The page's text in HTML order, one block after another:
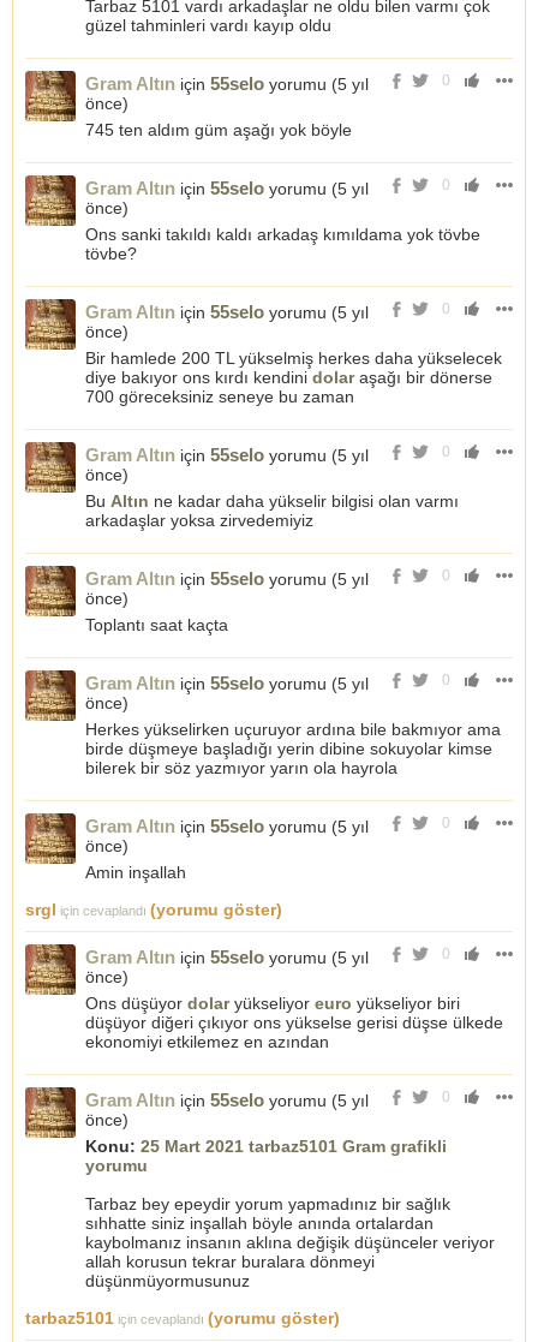
Tarbaz 5101 vardı arkadaşlar ne oldu bilen varmı çok
güzel tahminleri vardı kayıp oldu
0
Gram Altın için 55selo yorumu (5 yıl
önce)
745 ten aldım güm aşağı yok böyle
0
Gram Altın için 55selo yorumu (5 yıl
önce)
Ons sanki takıldı kaldı arkadaş kımıldama yok tövbe
tövbe?
0
Gram Altın için 55selo yorumu (5 yıl
önce)
Bir hamlede 200 TL yükselmiş herkes daha yükselecek
diye bakıyor ons kırdı kendini dolaraşağı bir dönerse
700 göreceksiniz seneye bu zaman
0
Gram Altın için 55selo yorumu (5 yıl
önce)
Bu Altın ne kadar daha yükselir bilgisi olan varmı
arkadaşlar yoksa zirvedemiyiz
0
Gram Altın için 55selo yorumu (5 yıl
önce)
Toplantı saat kaçta
0
Gram Altın için 55selo yorumu (5 yıl
önce)
Herkes yükselirken uçuruyor ardına bile bakmıyor ama
birde düşmeye başladığı yerin dibine sokuyolar kimse
bilerek bir söz yazmıyor yarın ola hayrola
0
Gram Altın için 55selo yorumu (5 yıl
önce)
Amin inşallah
srgl için cevaplandı (yorumu göster)
0
Gram Altın için 55selo yorumu (5 yıl
önce)
Ons düşüyor dolaryükseliyor euro yükseliyor biri
düşüyor diğeri çıkıyor ons yükselse gerisi düşse ülkede
ekonomiyi etkilemez en azından
0
Gram Altın için 55selo yorumu (5 yıl
önce)
Konu: 25 Mart 2021 tarbaz5101 Gram grafikli
yorumu
Tarbaz bey epeydir yorum yapmadınız bir sağlık
sıhhatte siniz inşallah böyle anında ortalardan
kaybolmanız insanın aklına değişik düşünceler veriyor
allah korusun tekrar buralara dönmeyi
düşünmüyormusunuz
tarbaz5101 için cevaplandı (yorumu göster)